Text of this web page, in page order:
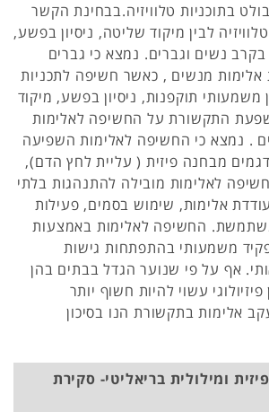
בתוכניות טלוויזיה.בבחינת הקשר
לבין מיקוד שליטה, ניסיון בפשע,
נשים וגברים. נמצא כי גברים
אלימות מנשים , כאשר חשיפה לתכניות
משמעותי תוקפנות, ניסיון בפשע, מיקוד
התקשורת על החשיפה לאלימות
. נמצא כי החשיפה לאלימות השפיעה
מבחנה פיזית ( עליית לחץ הדם),
לאלימות מובילה להתנהגות בלתי
אלימות, שימוש בסמים, פעילות
משתמשת. החשיפה לאלימות באמצעות
משמעותי בהתפתחות גישות
אף על פי שנוער הגדל בבתים בהן
עשוי להיות חשוף יותר
אלימות בתקשורת הנו בסיכון
ומילולית בריאליטי- סקירת